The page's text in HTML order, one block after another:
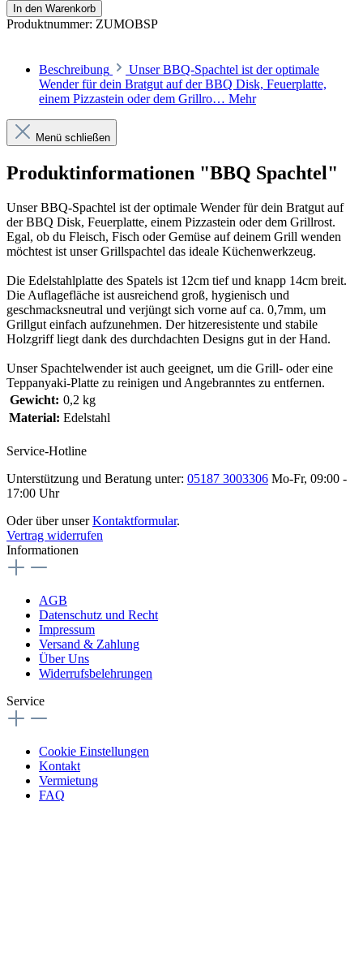
In den Warenkorb
Produktnummer: ZUMOBSP
Beschreibung
Unser BBQ-Spachtel ist der optimale
Wender für dein Bratgut auf der BBQ Disk, Feuerplatte,
einem Pizzastein oder dem Grillro… Mehr
Menü schließen
Produktinformationen "BBQ Spachtel"
Unser BBQ-Spachtel ist der optimale Wender für dein Bratgut auf
der BBQ Disk, Feuerplatte, einem Pizzastein oder dem Grillrost.
Egal, ob du Fleisch, Fisch oder Gemüse auf deinem Grill wenden
möchtest ist unser Grillspachtel das ideale Küchenwerkzeug.
Die Edelstahlplatte des Spatels ist 12cm tief und knapp 14cm breit.
Die Auflagefläche ist ausreichend groß, hygienisch und
geschmacksneutral und verjüngt sich vorne auf ca. 0,7mm, um
Grillgut einfach aufzunehmen. Der hitzeresistente und stabile
Holzgriff liegt dank des durchdachten Designs gut in der Hand.
Unser Spachtelwender ist auch geeignet, um die Grill- oder eine
Teppanyaki-Platte zu reinigen und Angebranntes zu entfernen.
Gewicht: 0,2 kg
Material: Edelstahl
Service-Hotline
Unterstützung und Beratung unter: 05187 3003306 Mo-Fr, 09:00 -
17:00 Uhr
Oder über unserKontaktformular.
Vertrag widerrufen
Informationen
AGB
Datenschutz und Recht
Impressum
Versand & Zahlung
Über Uns
Widerrufsbelehrungen
Service
Cookie Einstellungen
Kontakt
Vermietung
FAQ